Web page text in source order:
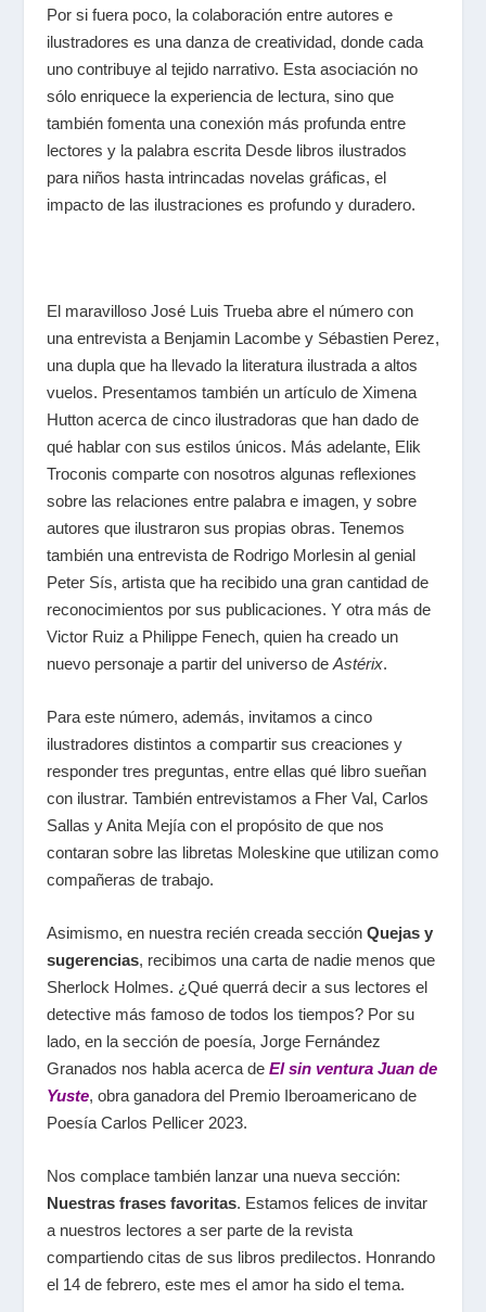
Por si fuera poco, la colaboración entre autores e
ilustradores es una danza de creatividad, donde cada
uno contribuye al tejido narrativo. Esta asociación no
sólo enriquece la experiencia de lectura, sino que
también fomenta una conexión más profunda entre
lectores y la palabra escrita Desde libros ilustrados
para niños hasta intrincadas novelas gráficas, el
impacto de las ilustraciones es profundo y duradero.
El maravilloso José Luis Trueba abre el número con
una entrevista a Benjamin Lacombe y Sébastien Perez,
una dupla que ha llevado la literatura ilustrada a altos
vuelos. Presentamos también un artículo de Ximena
Hutton acerca de cinco ilustradoras que han dado de
qué hablar con sus estilos únicos. Más adelante, Elik
Troconis comparte con nosotros algunas reflexiones
sobre las relaciones entre palabra e imagen, y sobre
autores que ilustraron sus propias obras. Tenemos
también una entrevista de Rodrigo Morlesin al genial
Peter Sís, artista que ha recibido una gran cantidad de
reconocimientos por sus publicaciones. Y otra más de
Victor Ruiz a Philippe Fenech, quien ha creado un
nuevo personaje a partir del universo de Astérix.
Para este número, además, invitamos a cinco
ilustradores distintos a compartir sus creaciones y
responder tres preguntas, entre ellas qué libro sueñan
con ilustrar. También entrevistamos a Fher Val, Carlos
Sallas y Anita Mejía con el propósito de que nos
contaran sobre las libretas Moleskine que utilizan como
compañeras de trabajo.
Asimismo, en nuestra recién creada sección Quejas y
sugerencias, recibimos una carta de nadie menos que
Sherlock Holmes. ¿Qué querrá decir a sus lectores el
detective más famoso de todos los tiempos? Por su
lado, en la sección de poesía, Jorge Fernández
Granados nos habla acerca de El sin ventura Juan de
Yuste, obra ganadora del Premio Iberoamericano de
Poesía Carlos Pellicer 2023.
Nos complace también lanzar una nueva sección:
Nuestras frases favoritas. Estamos felices de invitar
a nuestros lectores a ser parte de la revista
compartiendo citas de sus libros predilectos. Honrando
el 14 de febrero, este mes el amor ha sido el tema.